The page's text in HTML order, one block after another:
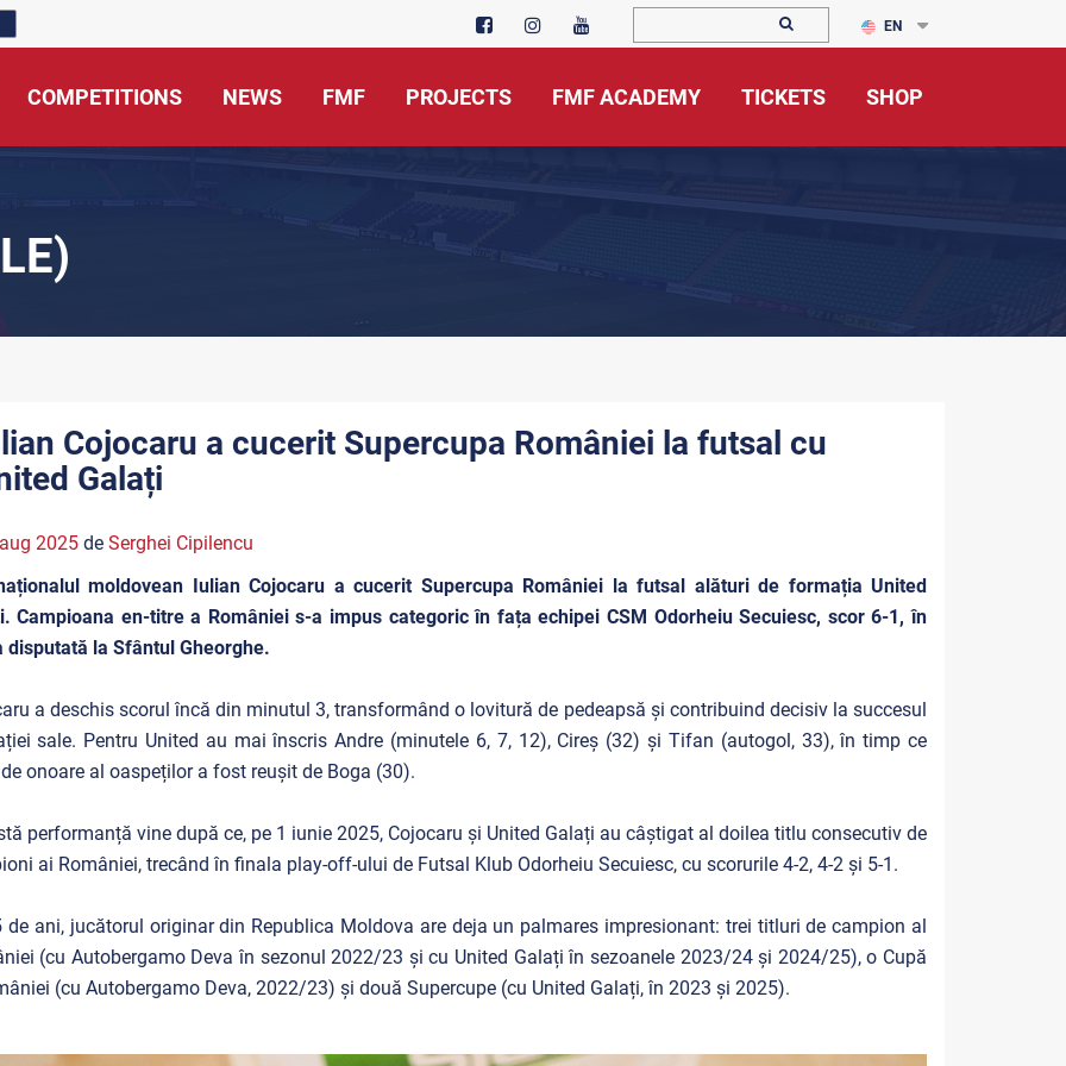
EN
COMPETITIONS NEWS FMF PROJECTS FMF ACADEMY TICKETS SHOP
Cojocaru a cucerit Supercupa României la futsal cu
Galați
2025de Serghei Cipilencu
moldovean Iulian Cojocaru a cucerit Supercupa României la futsal alături de formația United
Campioana en-titre a României s-a impus categoric în fața echipei CSM Odorheiu Secuiesc, scor 6-1, în
disputată la Sfântul Gheorghe.
a deschis scorul încă din minutul 3, transformând o lovitură de pedeapsă și contribuind decisiv la succesul
sale. Pentru United au mai înscris Andre (minutele 6, 7, 12), Cireș (32) și Tifan (autogol, 33), în timp ce
onoare al oaspeților a fost reușit de Boga (30).
performanță vine după ce, pe 1 iunie 2025, Cojocaru și United Galați au câștigat al doilea titlu consecutiv de
ai României, trecând în finala play-off-ului de Futsal Klub Odorheiu Secuiesc, cu scorurile 4-2, 4-2 și 5-1.
de ani, jucătorul originar din Republica Moldova are deja un palmares impresionant: trei titluri de campion al
(cu Autobergamo Deva în sezonul 2022/23 și cu United Galați în sezoanele 2023/24 și 2024/25), o Cupă
(cu Autobergamo Deva, 2022/23) și două Supercupe (cu United Galați, în 2023 și 2025).